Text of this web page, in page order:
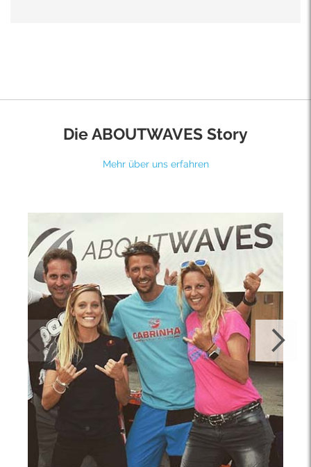
Die ABOUTWAVES Story
Mehr über uns erfahren